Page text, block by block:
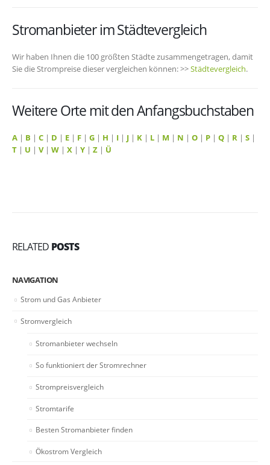
Stromanbieter im Städtevergleich
Wir haben Ihnen die 100 größten Städte zusammengetragen, damit
Sie die Strompreise dieser vergleichen können: >>Städtevergleich.
Weitere Orte mit den Anfangsbuchstaben
A | B | C | D | E | F | G | H | I | J | K | L | M | N | O | P | Q | R | S |
T | U | V| W | X | Y | Z | Ü
RELATED POSTS
NAVIGATION
Strom und Gas Anbieter
Stromvergleich
Stromanbieter wechseln
So funktioniert der Stromrechner
Strompreisvergleich
Stromtarife
Besten Stromanbieter finden
Ökostrom Vergleich